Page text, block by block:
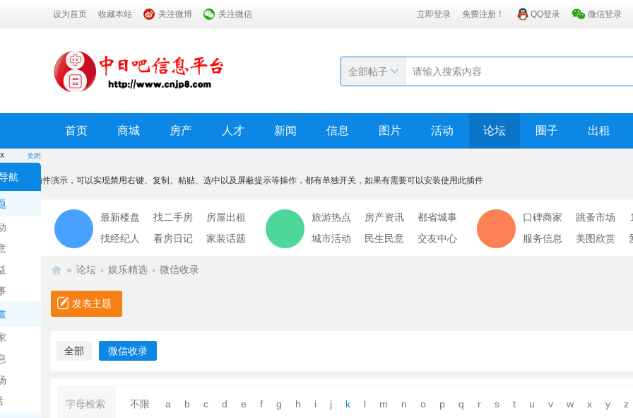
设为首页 收藏本站 关注微博 关注微信 立即登录 免费注册！ QQ登录 微信登录
全部帖子
首页 商城 房产 人才 新闻 信息 图片 活动 论坛 圈子 出租
关闭
航
x
本功能为插件演示，可以实现禁用右键、复制、粘贴、选中以及屏蔽提示等操作，都有单独开关，如果有需要可以安装使用此插件
我知道了
最新楼盘 找二手房
房屋出租
找经纪人
看房日记 家装话题
旅游热点 房产资讯
都省城事
城市活动
民生民意 交友中心
口碑商家 跳蚤市场
服务信息
美图欣赏
» 论坛 › 娱乐精选 › 微信收录
发表主题
全部 微信收录
字母检索 不限 a b c d e f g h i j k l m n o p q r s t u v w x y z